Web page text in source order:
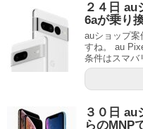
２４日
6aが乗り
auショップ
すね。 au
条件はスマバ
３０日 au
らのMNP